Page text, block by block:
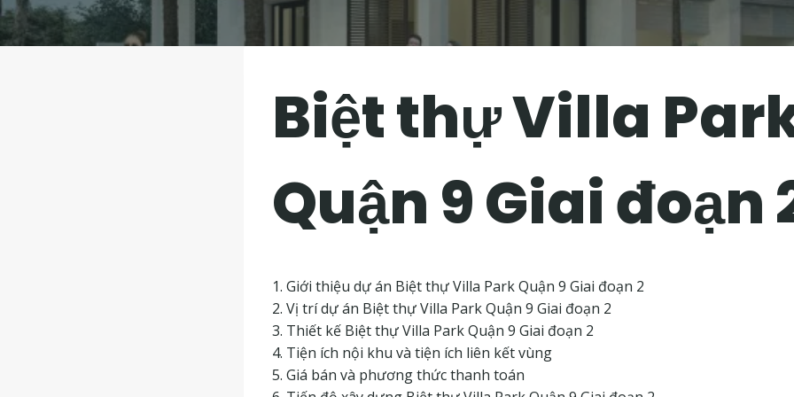
Biệt thự Villa
Quận 9 Giai đoạn
1. Giới thiệu dự án Biệt thự Villa Park Quận 9 Giai đoạn 2
2. Vị trí dự án Biệt thự Villa Park Quận 9 Giai đoạn 2
3. Thiết kế Biệt thự Villa Park Quận 9 Giai đoạn 2
4. Tiện ích nội khu và tiện ích liên kết vùng
5. Giá bán và phương thức thanh toán